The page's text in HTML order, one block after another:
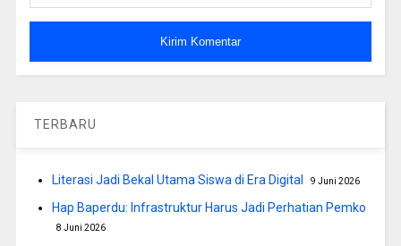
TERBARU
Literasi Jadi Bekal Utama Siswa di Era Digital 9 Juni 2026
Hap Baperdu: Infrastruktur Harus Jadi Perhatian Pemko
8 Juni 2026